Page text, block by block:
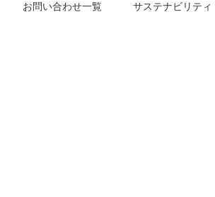
お問い合わせ一覧 サステナビリティ